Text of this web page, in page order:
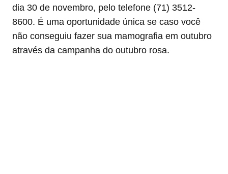
dia 30 de novembro, pelo telefone (71) 3512-
8600. É uma oportunidade única se caso você
não conseguiu fazer sua mamografia em outubro
através da campanha do outubro rosa.